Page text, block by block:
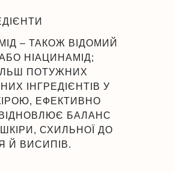
– ТАКОЖ ВІДОМИЙ
НІАЦИНАМІД;
ПОТУЖНИХ
ІНГРЕДІЄНТІВ У
ЕФЕКТИВНО
БАЛАНС
СХИЛЬНОЇ ДО
Й ВИСИПІВ.